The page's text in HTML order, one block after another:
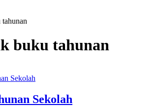
buku tahunan
Sekolah
Sekolah